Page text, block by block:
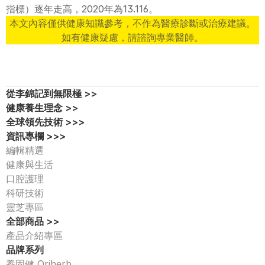
指標）逐年走高，2020年為13.116。
本文內容僅供健康知識參考，不作為醫療診斷或治療建議。
如有健康疑慮，請諮詢專業醫師。
從李錦記到無限極 >>
健康養生理念 >>
全球領先技術 >>>
資訊專欄 >>>
編輯精選
健康與生活
口腔護理
科研技術
靈芝專區
全部商品 >>
產品介紹專區
品牌系列